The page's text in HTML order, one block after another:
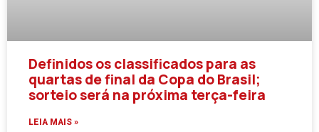
Definidos os classificados para as
quartas de final da Copa do Brasil;
sorteio será na próxima terça-feira
LEIA MAIS »